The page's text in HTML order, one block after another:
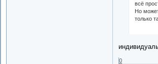
всё
Но
только
0